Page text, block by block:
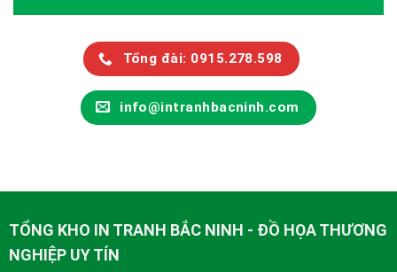
Tổng đài: 0915.278.598
info@intranhbacninh.com
TỔNG KHO IN TRANH BẮC NINH - ĐỒ HỌA THƯƠNG
NGHIỆP UY TÍN